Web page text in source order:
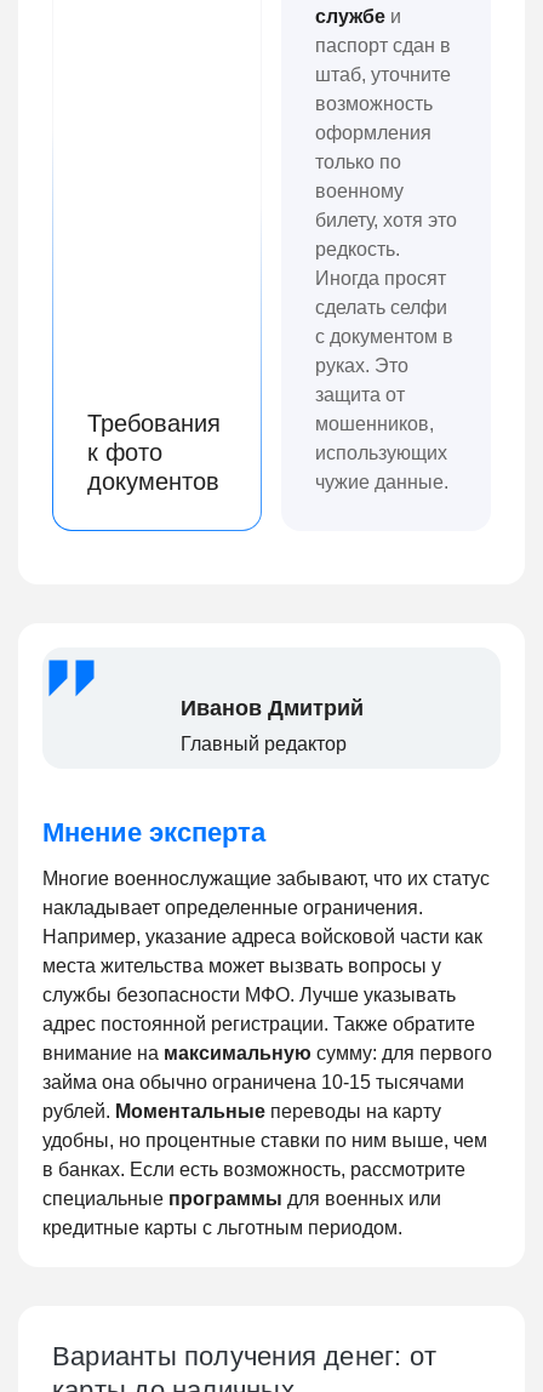
Требования
к фото
документов
службе и
паспорт сдан в
штаб, уточните
возможность
оформления
только по
военному
билету, хотя это
редкость.
Иногда просят
сделать селфи
с документом в
руках. Это
защита от
мошенников,
использующих
чужие данные.
Иванов Дмитрий
Главный редактор
Мнение эксперта
Многие военнослужащие забывают, что их статус
накладывает определенные ограничения.
Например, указание адреса войсковой части как
места жительства может вызвать вопросы у
службы безопасности МФО. Лучше указывать
адрес постоянной регистрации. Также обратите
внимание на максимальную сумму: для первого
займа она обычно ограничена 10-15 тысячами
рублей. Моментальные переводы на карту
удобны, но процентные ставки по ним выше, чем
в банках. Если есть возможность, рассмотрите
специальные программы для военных или
кредитные карты с льготным периодом.
Варианты получения денег: от